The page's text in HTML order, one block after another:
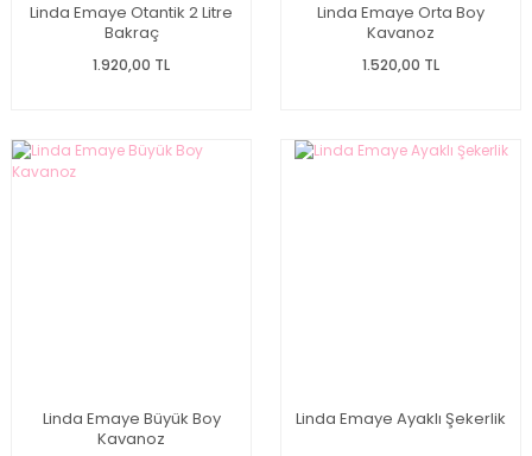
Linda Emaye Otantik 2 Litre
Bakraç
1.920,00 TL
Linda Emaye Orta Boy
Kavanoz
1.520,00 TL
Linda Emaye Büyük Boy
Kavanoz
Linda Emaye Ayaklı Şekerlik